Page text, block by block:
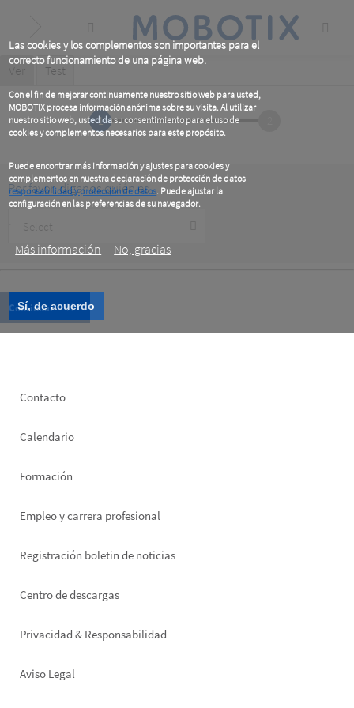
Las cookies y los complementos son importantes para el
correcto funcionamiento de una página web.
Con el fin de mejorar continuamente nuestro sitio web para usted,
MOBOTIX procesa información anónima sobre su visita. Al utilizar
nuestro sitio web, usted da su consentimiento para el uso de
cookies y complementos necesarios para este propósito.
Puede encontrar más información y ajustes para cookies y
complementos en nuestra declaración de protección de datos
responsabilidad y protección de datos. Puede ajustar la
configuración en las preferencias de su navegador.
Más información
No, gracias
Sí, de acuerdo
content
Primary
tabs
Ver (active
Test
1
Por favor, diganos quién es
Type
Footer
Contacto
Calendario
Formación
Empleo y carrera profesional
Registración boletin de noticias
Footer
Centro de descargas
Privacidad & Responsabilidad
Aviso Legal